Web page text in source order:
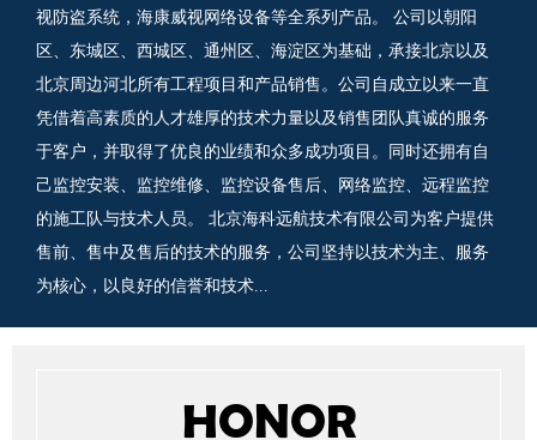
视防盗系统，海康威视网络设备等全系列产品。 公司以朝阳
区、东城区、西城区、通州区、海淀区为基础，承接北京以及
北京周边河北所有工程项目和产品销售。公司自成立以来一直
凭借着高素质的人才雄厚的技术力量以及销售团队真诚的服务
于客户，并取得了优良的业绩和众多成功项目。同时还拥有自
己监控安装、监控维修、监控设备售后、网络监控、远程监控
的施工队与技术人员。 北京海科远航技术有限公司为客户提供
售前、售中及售后的技术的服务，公司坚持以技术为主、服务
为核心，以良好的信誉和技术...
HONOR